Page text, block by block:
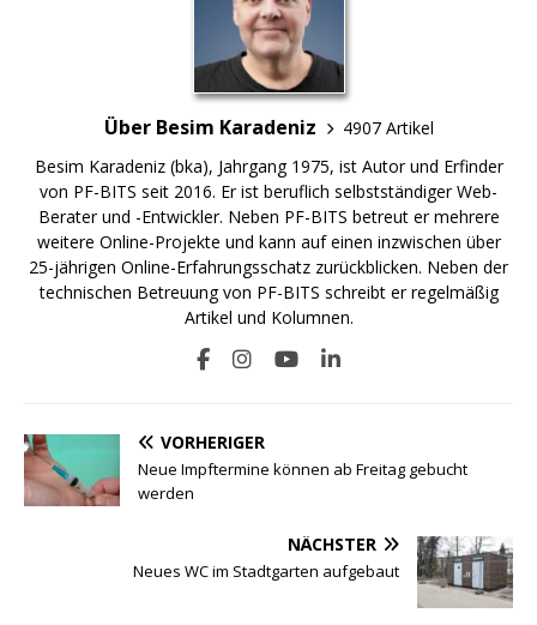
Über Besim Karadeniz
4907 Artikel
Besim Karadeniz (bka), Jahrgang 1975, ist Autor und Erfinder
von PF-BITS seit 2016. Er ist beruflich selbstständiger Web-
Berater und -Entwickler. Neben PF-BITS betreut er mehrere
weitere Online-Projekte und kann auf einen inzwischen über
25-jährigen Online-Erfahrungsschatz zurückblicken. Neben der
technischen Betreuung von PF-BITS schreibt er regelmäßig
Artikel und Kolumnen.
VORHERIGER
Neue Impftermine können ab Freitag gebucht
werden
NÄCHSTER
Neues WC im Stadtgarten aufgebaut